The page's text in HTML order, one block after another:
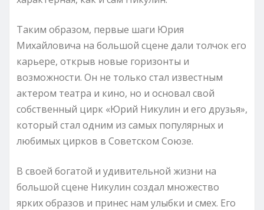
Таким образом, первые шаги Юрия
Михайловича на большой сцене дали толчок его
карьере, открыв новые горизонты и
возможности. Он не только стал известным
актером театра и кино, но и основал свой
собственный цирк «Юрий Никулин и его друзья»,
который стал одним из самых популярных и
любимых цирков в Советском Союзе.
В своей богатой и удивительной жизни на
большой сцене Никулин создал множество
ярких образов и принес нам улыбки и смех. Его